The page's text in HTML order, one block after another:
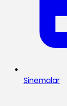
Sinemalar